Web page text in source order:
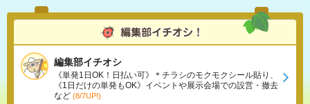
編集部イチオシ
《単発1日OK！日払い可》＊チラシのモクモクシール貼り、
《1日だけの単発もOK》イベントや展示会場での設営・撤去
など (8/7UP!)